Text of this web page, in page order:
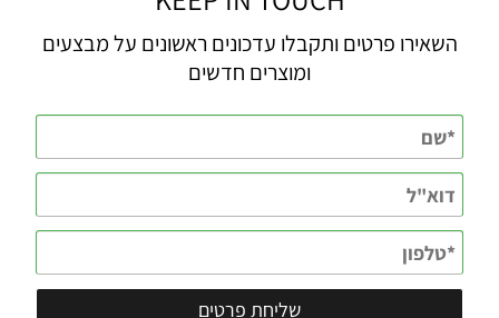
השאירו פרטים ותקבלו עדכונים ראשונים על מבצעים
ומוצרים חדשים